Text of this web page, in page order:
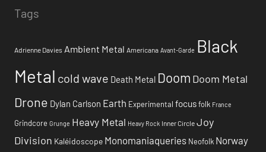
Tags
Adrienne Davies Ambient Metal Americana Avant-Garde Black
Metal cold wave Death Metal Doom Doom Metal
Drone Dylan Carlson Earth Experimental focusfolk France
Grindcore Grunge Heavy Metal Heavy Rock Inner Circle Joy
Division Kaléidoscope Monomaniaqueries Neofolk Norway